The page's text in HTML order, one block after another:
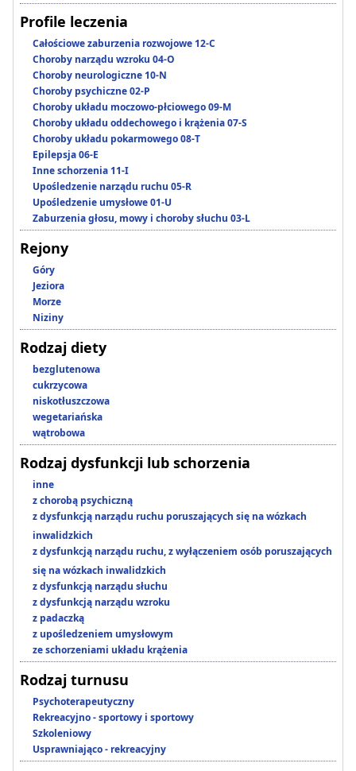
Profile leczenia
Całościowe zaburzenia rozwojowe 12-C
Choroby narządu wzroku 04-O
Choroby neurologiczne 10-N
Choroby psychiczne 02-P
Choroby układu moczowo-płciowego 09-M
Choroby układu oddechowego i krążenia 07-S
Choroby układu pokarmowego 08-T
Epilepsja 06-E
Inne schorzenia 11-I
Upośledzenie narządu ruchu 05-R
Upośledzenie umysłowe 01-U
Zaburzenia głosu, mowy i choroby słuchu 03-L
Rejony
Góry
Jeziora
Morze
Niziny
Rodzaj diety
bezglutenowa
cukrzycowa
niskotłuszczowa
wegetariańska
wątrobowa
Rodzaj dysfunkcji lub schorzenia
inne
z chorobą psychiczną
z dysfunkcją narządu ruchu poruszających się na wózkach
inwalidzkich
z dysfunkcją narządu ruchu, z wyłączeniem osób poruszających
się na wózkach inwalidzkich
z dysfunkcją narządu słuchu
z dysfunkcją narządu wzroku
z padaczką
z upośledzeniem umysłowym
ze schorzeniami układu krążenia
Rodzaj turnusu
Psychoterapeutyczny
Rekreacyjno - sportowy i sportowy
Szkoleniowy
Usprawniająco - rekreacyjny